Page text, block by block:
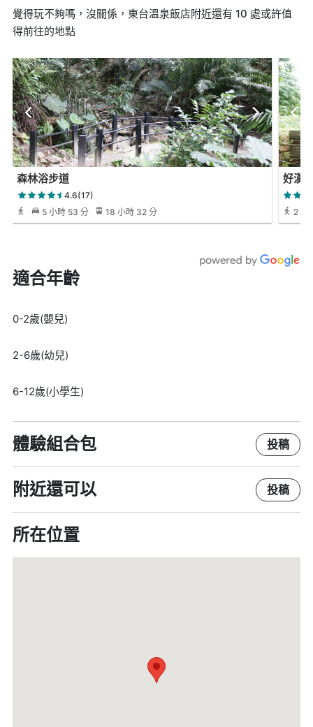
覺得玩不夠嗎，沒關係，東台溫泉飯店附近還有 10 處或許值
得前往的地點
森林浴步道
4.6(17)
5 小時 53 分
18 小時 32 分
好漢
2 天
適合年齡
0-2歲(嬰兒)
2-6歲(幼兒)
6-12歲(小學生)
體驗組合包 投稿
附近還可以 投稿
所在位置